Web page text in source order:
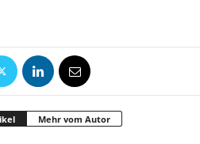
Mehr vom Autor